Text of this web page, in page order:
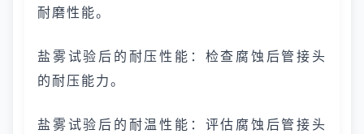
耐磨性能。
盐雾试验后的耐压性能：检查腐蚀后管接头
的耐压能力。
盐雾试验后的耐温性能：评估腐蚀后管接头